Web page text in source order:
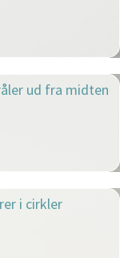
ud fra midten
i cirkler